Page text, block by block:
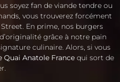
soyez fan de viande tendre ou
vous trouverez forcément
En prime, nos burgers
grâce à notre pain
culinaire. Alors, si vous
Quai Anatole France qui sort de